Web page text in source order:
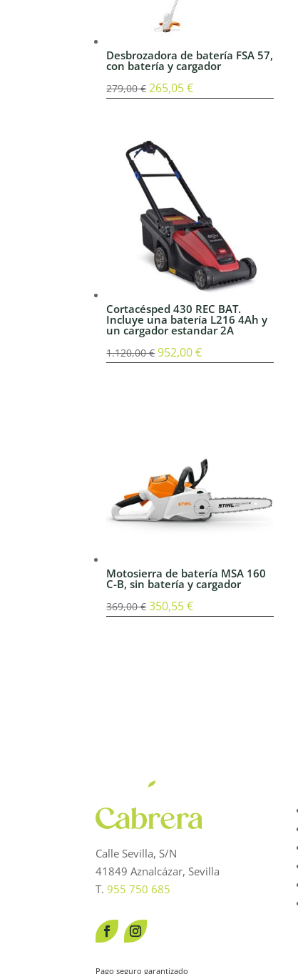
Desbrozadora de batería FSA 57,
con batería y cargador
279,00€ El
era:
279,00 €.
265,05€El
Cortacésped 430 REC BAT.
Incluye una batería L216 4Ah y
un cargador estandar 2A
1.120,00€El
952,00€El
Motosierra de batería MSA 160
C-B, sin batería y cargador
369,00€ El
350,55€El
Calle Sevilla, S/N
41849 Aznalcázar, Sevilla
T.955 750 685
Pago seguro garantizado